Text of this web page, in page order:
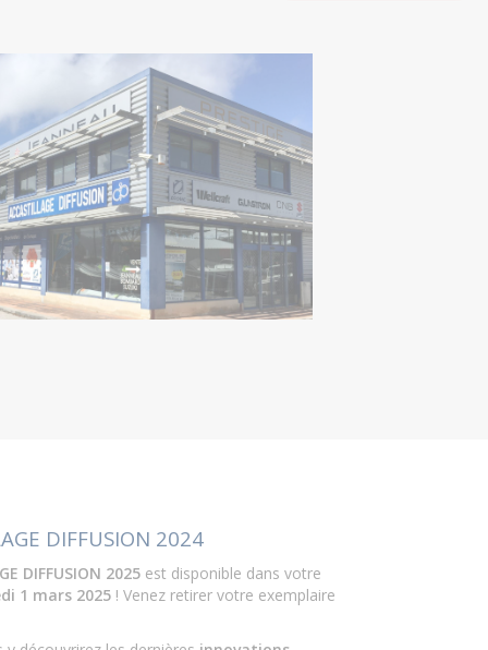
DIFFUSION 2024
DIFFUSION 2025 est disponible dans votre
1 mars 2025 ! Venez retirer votre exemplaire